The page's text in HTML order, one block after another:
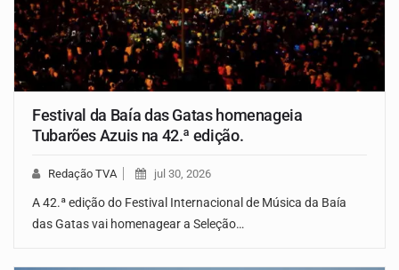
Festival da Baía das Gatas homenageia
Tubarões Azuis na 42.ª edição.
Redação TVA jul 30, 2026
A 42.ª edição do Festival Internacional de Música da Baía
das Gatas vai homenagear a Seleção…